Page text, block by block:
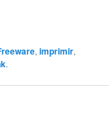
,imprimir,
.